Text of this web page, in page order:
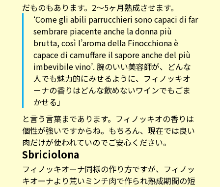
だものもあります。2〜5ヶ月熟成させます。
‘Come gli abili parrucchieri sono capaci di far
sembrare piacente anche la donna più
brutta, così l’aroma della Finocchiona è
capace di camuffare il sapore anche del più
imbevibile vino’. 腕のいい美容師が、どんな
人でも魅力的にみせるように、フィノッキオ
ーナの香りはどんな飲めないワインでもごま
かせる」
と言う言葉まであります。フィノッキオの香りは
個性が強いですからね。もちろん、現在では良い
肉だけが使われていのでご安心ください。
Sbriciolona
フィノッキオーナ同様の作り方ですが、フィノッ
キオーナより荒いミンチ肉で作られ熟成期間の短